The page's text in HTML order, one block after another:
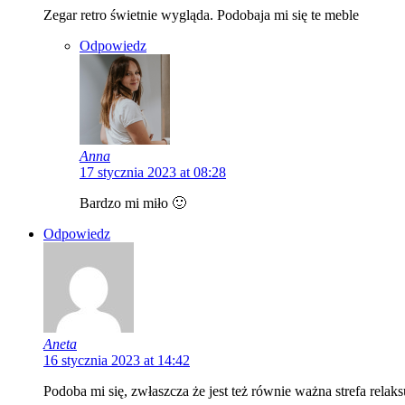
Zegar retro świetnie wygląda. Podobaja mi się te meble
Odpowiedz
Anna
17 stycznia 2023 at 08:28
Bardzo mi miło 🙂
Odpowiedz
Aneta
16 stycznia 2023 at 14:42
Podoba mi się, zwłaszcza że jest też równie ważna strefa